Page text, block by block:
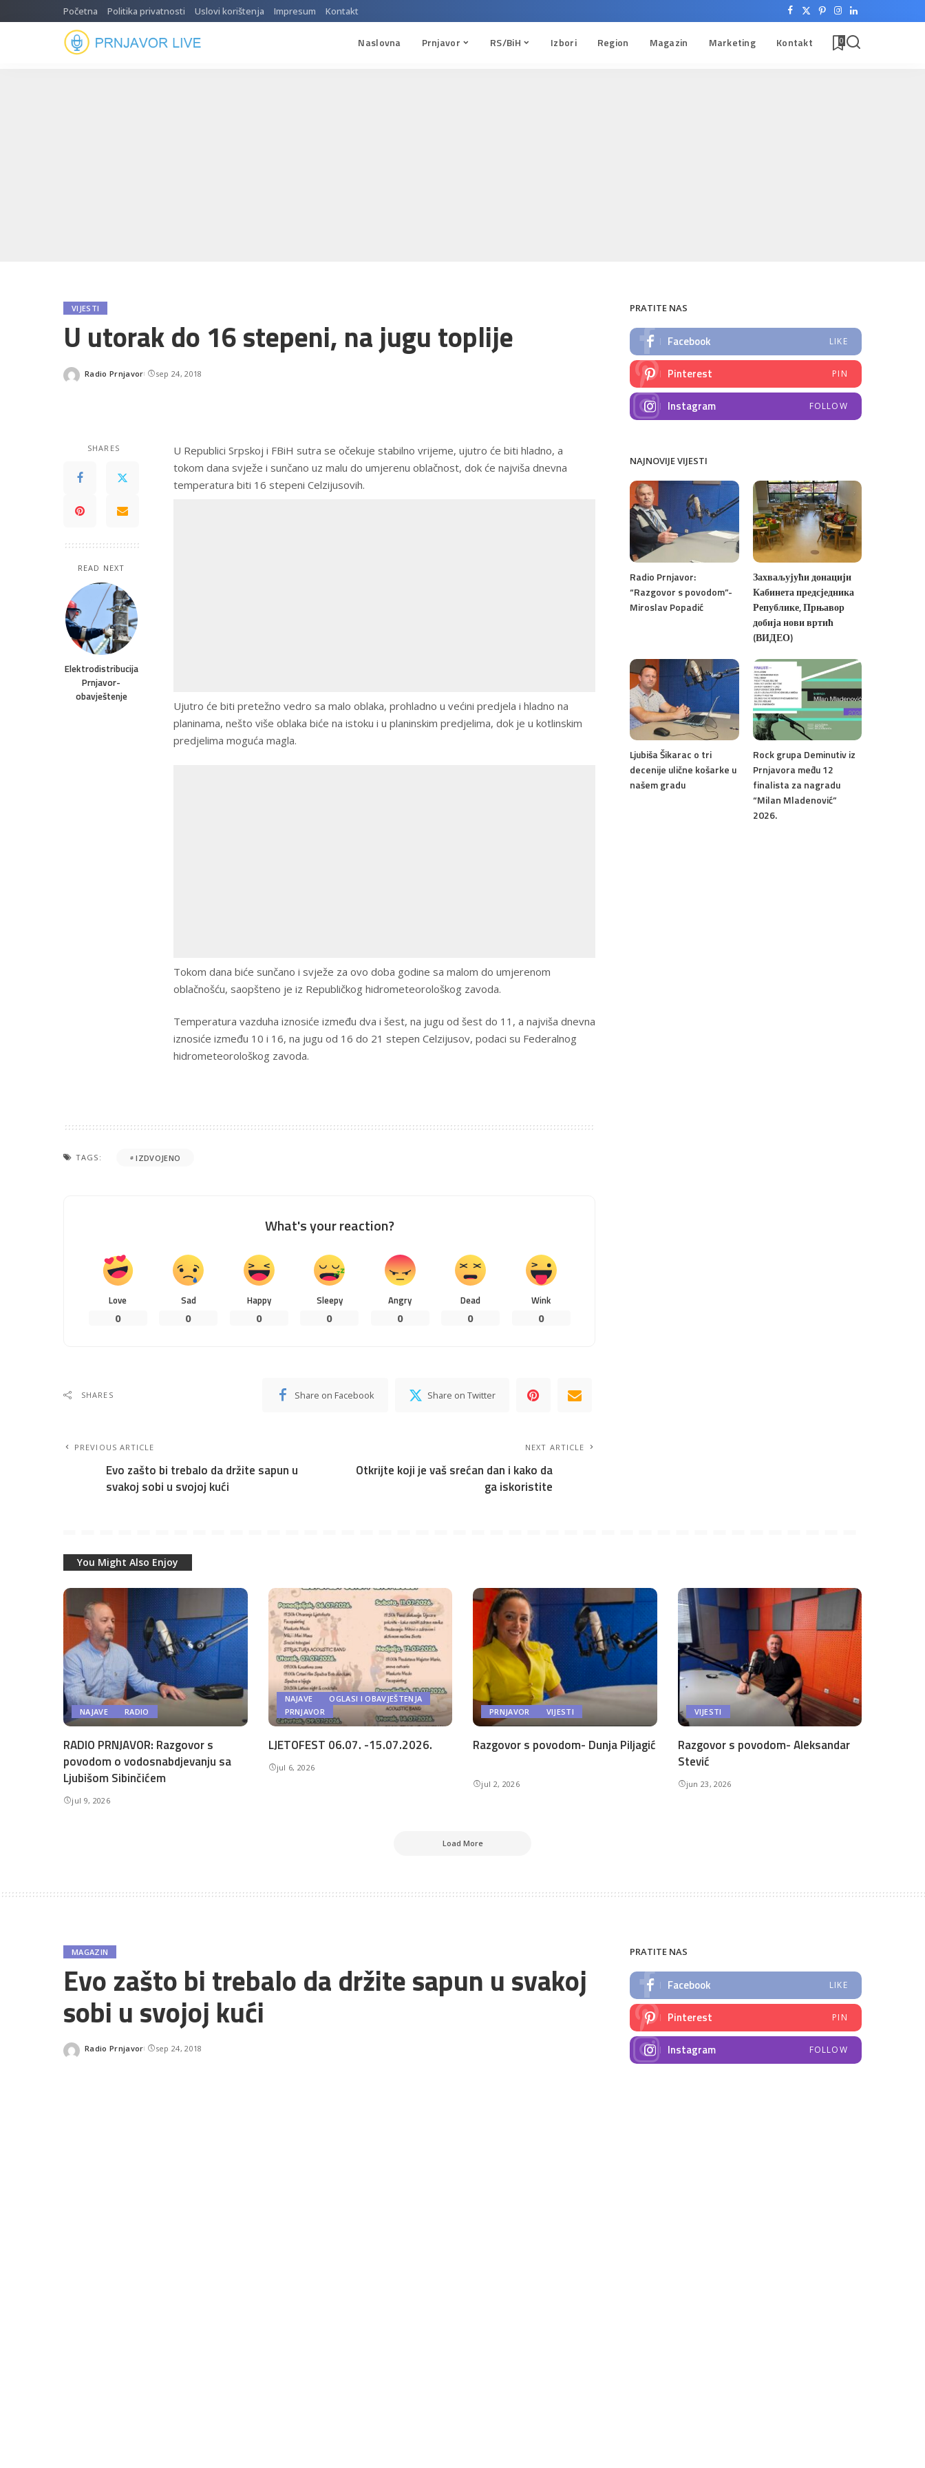
Početna Politika privatnosti Uslovi korištenja Impresum Kontakt
Naslovna Prnjavor RS/BiH Izbori Region Magazin Marketing Kontakt 0
VIJESTI
U utorak do 16 stepeni, na jugu toplije
Posted
Radio Prnjavor sep 24, 2018
SHARES
READ NEXT
Elektrodistribucija
Prnjavor-
obavještenje
U Republici Srpskoj i FBiH sutra se očekuje stabilno vrijeme, ujutro će biti hladno, a
tokom dana svježe i sunčano uz malu do umjerenu oblačnost, dok će najviša dnevna
temperatura biti 16 stepeni Celzijusovih.
Ujutro će biti pretežno vedro sa malo oblaka, prohladno u većini predjela i hladno na
planinama, nešto više oblaka biće na istoku i u planinskim predjelima, dok je u kotlinskim
predjelima moguća magla.
Tokom dana biće sunčano i svježe za ovo doba godine sa malom do umjerenom
oblačnošću, saopšteno je iz Republičkog hidrometeorološkog zavoda.
Temperatura vazduha iznosiće između dva i šest, na jugu od šest do 11, a najviša dnevna
iznosiće između 10 i 16, na jugu od 16 do 21 stepen Celzijusov, podaci su Federalnog
hidrometeorološkog zavoda.
TAGS: IZDVOJENO
What's your reaction?
Love
0
Sad
0
Happy
0
Sleepy
0
Angry
0
Dead
0
Wink
0
SHARES Share on Facebook Share on Twitter
PREVIOUS ARTICLE
Evo zašto bi trebalo da držite sapun u
svakoj sobi u svojoj kući
NEXT ARTICLE
Otkrijte koji je vaš srećan dan i kako da
ga iskoristite
PRATITE NAS
Facebook LIKE
Pinterest PIN
Instagram FOLLOW
NAJNOVIJE VIJESTI
Radio Prnjavor:
“Razgovor s povodom”-
Miroslav Popadić
Захваљујући донацији
Кабинета предсједника
Републике, Прњавор
добија нови вртић
(ВИДЕО)
Ljubiša Šikarac o tri
decenije ulične košarke u
našem gradu
Rock grupa Deminutiv iz
Prnjavora među 12
finalista za nagradu
“Milan Mladenović”
2026.
You Might Also Enjoy
NAJAVE RADIO
RADIO PRNJAVOR: Razgovor s
povodom o vodosnabdjevanju sa
Ljubišom Sibinčićem
jul 9, 2026
NAJAVE
OGLASI I OBAVJEŠTENJA
PRNJAVOR
LJETOFEST 06.07. -15.07.2026.
jul 6, 2026
PRNJAVOR VIJESTI
Razgovor s povodom- Dunja Piljagić
jul 2, 2026
VIJESTI
Razgovor s povodom- Aleksandar
Stević
jun 23, 2026
Load More
MAGAZIN
Evo zašto bi trebalo da držite sapun u svakoj
sobi u svojoj kući
Posted
Radio Prnjavor sep 24, 2018
PRATITE NAS
Facebook LIKE
Pinterest PIN
Instagram FOLLOW